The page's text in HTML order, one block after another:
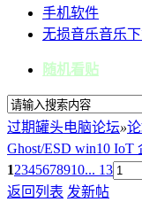
手机软件
无损音乐音乐
随机看贴
过期罐头电脑论坛»
Ghost/ESD win10 IoT
12345678910... 13
返回列表 发新帖